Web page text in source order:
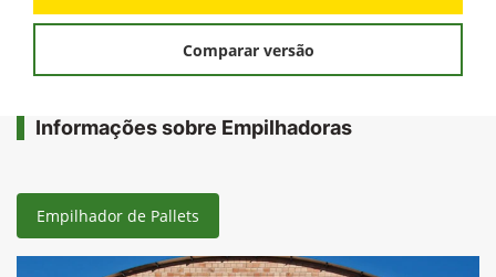
Comparar versão
Informações sobre Empilhadoras
Empilhador de Pallets